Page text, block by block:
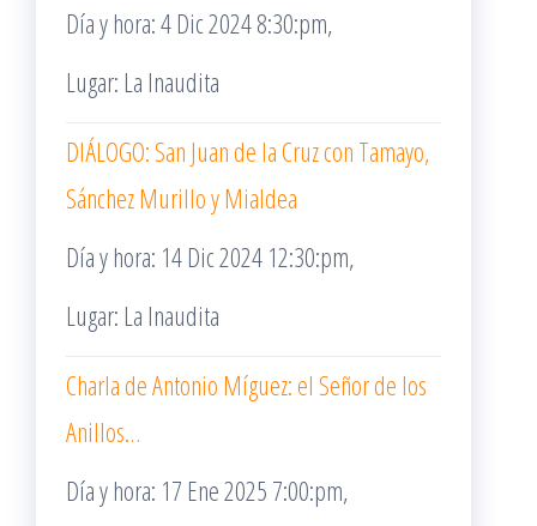
Día y hora: 4 Dic 2024 8:30:pm,
Lugar: La Inaudita
DIÁLOGO: San Juan de la Cruz con Tamayo,
Sánchez Murillo y Mialdea
Día y hora: 14 Dic 2024 12:30:pm,
Lugar: La Inaudita
Charla de Antonio Míguez: el Señor de los
Anillos…
Día y hora: 17 Ene 2025 7:00:pm,